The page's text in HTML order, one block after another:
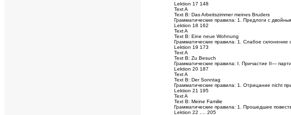
Lektion 17 148
Text A
Text B: Das Arbeitszimmer meines Bruders
Грамматические правила: 1. Предлоги с
Lektion 18 162
Text A
Text В: Eine neue Wohnung
Грамматические правила: 1. Слабое
Lektion 19 173
Text A
Text В: Zu Besuch
Грамматические правила: I. Причастие II—
Lektion 20 187
Text A
Text В: Der Sonntag
Грамматические правила: 1. Отрицание nicht
Lektion 21 195
Text A
Text В: Meine Familie
Грамматические правила: 1. Прошедшее
Lektion 22 .... 205